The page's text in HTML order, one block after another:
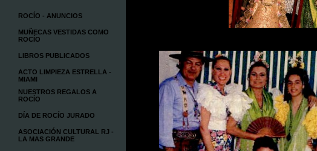
ROCÍO - ANUNCIOS
MUÑECAS VESTIDAS COMO
ROCÍO
LIBROS PUBLICADOS
ACTO LIMPIEZA ESTRELLA -
MIAMI
NUESTROS REGALOS A
ROCÍO
DÍA DE ROCÍO JURADO
ASOCIACIÓN CULTURAL RJ -
LA MAS GRANDE